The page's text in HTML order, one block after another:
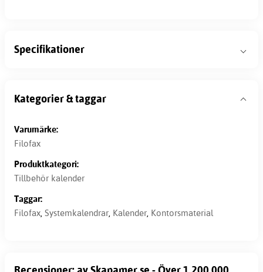
Specifikationer
Kategorier & taggar
Varumärke:
Filofax
Produktkategori:
Tillbehör kalender
Taggar:
Filofax, Systemkalendrar, Kalender, Kontorsmaterial